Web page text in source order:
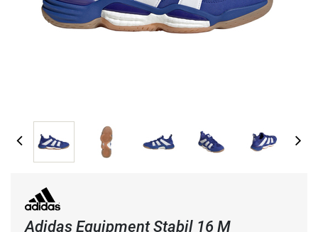
Adidas Equipment Stabil 16 M